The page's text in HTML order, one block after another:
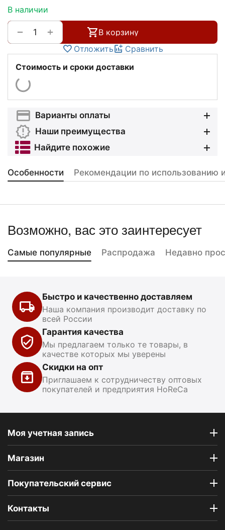
В наличии
+
−
В корзину
Отложить
Сравнить
Стоимость и сроки доставки
Варианты оплаты
Наши преимущества
Найдите похожие
Особенности Рекомендации по использованию
Возможно, вас это заинтересует
Самые популярные Распродажа Недавно
Быстро и качественно доставляем
Наша компания производит доставку по
всей России
Гарантия качества
Мы предлагаем только те товары, в
качестве которых мы уверены
Скидки на опт
Приглашаем к сотрудничеству оптовых
покупателей и предприятия HoReCa
Моя учетная запись
Магазин
Покупательский сервис
Контакты